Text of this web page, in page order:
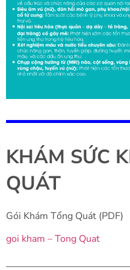
KHÁM SỨC
QUÁT
Gói Khám Tổng Quát (PDF)
goi kham – Tong Quat